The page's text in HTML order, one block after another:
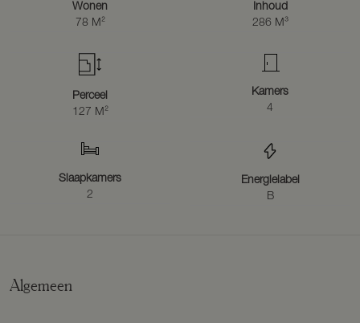
Wonen
78 M²
Inhoud
286 M³
Perceel
127 M²
Kamers
4
Slaapkamers
2
Energielabel
B
Algemeen